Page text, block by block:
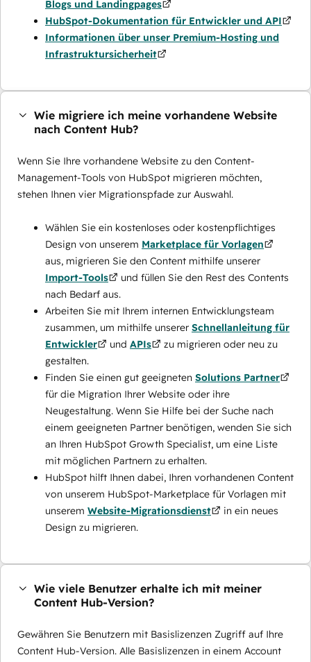
Blogs und Landingpages
HubSpot-Dokumentation für Entwickler und API
Informationen über unser Premium-Hosting und
Infrastruktursicherheit
Wie migriere ich meine vorhandene Website
nach Content Hub?
Wenn Sie Ihre vorhandene Website zu den Content-
Management-Tools von HubSpot migrieren möchten,
stehen Ihnen vier Migrationspfade zur Auswahl.
Wählen Sie ein kostenloses oder kostenpflichtiges
Design von unserem Marketplace für Vorlagen
aus, migrieren Sie den Content mithilfe unserer
Import-Tools
und füllen Sie den Rest des Contents
nach Bedarf aus.
Arbeiten Sie mit Ihrem internen Entwicklungsteam
zusammen, um mithilfe unserer Schnellanleitung für
Entwickler
und APIs
zu migrieren oder neu zu
gestalten.
Finden Sie einen gut geeigneten Solutions Partner
für die Migration Ihrer Website oder ihre
Neugestaltung. Wenn Sie Hilfe bei der Suche nach
einem geeigneten Partner benötigen, wenden Sie sich
an Ihren HubSpot Growth Specialist, um eine Liste
mit möglichen Partnern zu erhalten.
HubSpot hilft Ihnen dabei, Ihren vorhandenen Content
von unserem HubSpot-Marketplace für Vorlagen mit
unserem Website-Migrationsdienst
in ein neues
Design zu migrieren.
Wie viele Benutzer erhalte ich mit meiner
Content Hub-Version?
Gewähren Sie Benutzern mit Basislizenzen Zugriff auf Ihre
Content Hub-Version. Alle Basislizenzen in einem Account